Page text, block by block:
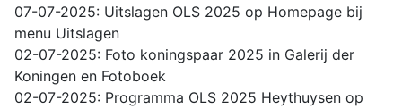
07-07-2025: Uitslagen OLS 2025 op Homepage bij
menu Uitslagen
02-07-2025: Foto koningspaar 2025 in Galerij der
Koningen en Fotoboek
02-07-2025: Programma OLS 2025 Heythuysen op